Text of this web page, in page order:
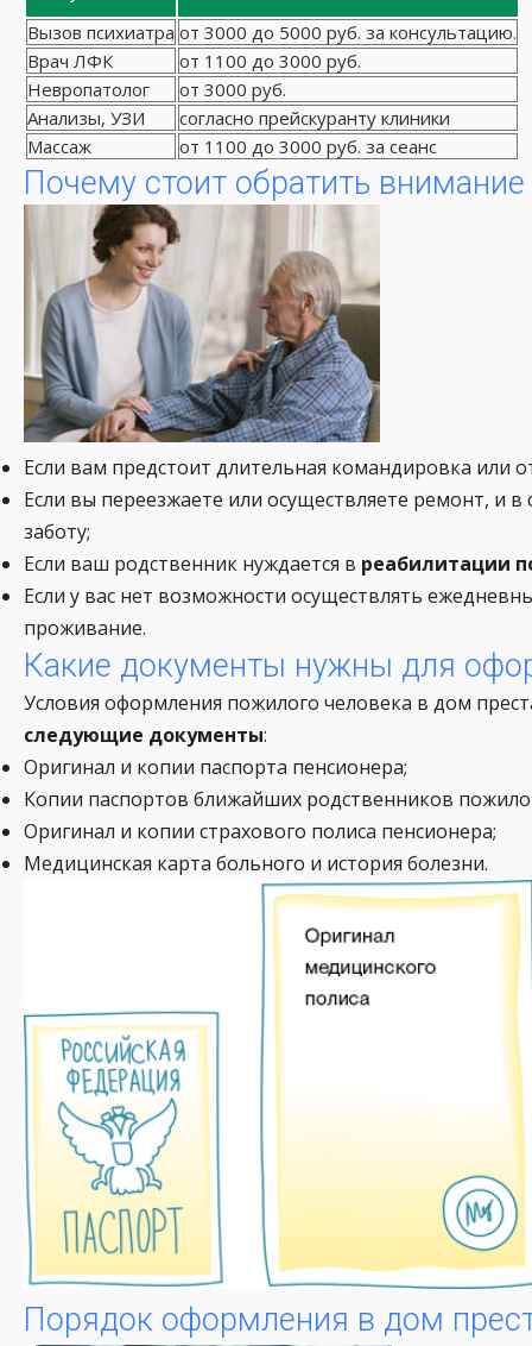
Вызов психиатра от 3000 до 5000 руб. за консультацию.
Врач ЛФК
от 1100 до 3000 руб.
Невропатолог
от 3000 руб.
Анализы, УЗИ
согласно прейскуранту клиники
Массаж
от 1100 до 3000 руб. за сеанс
Почему стоит обратить
Если вам предстоит длительная командировка или
Если вы переезжаете или осуществляете ремонт, и
заботу;
Если ваш родственник нуждается в реабилитации
Если у вас нет возможности осуществлять
проживание.
Какие документы нужны для
Условия оформления пожилого человека в дом
следующие документы:
Оригинал и копии паспорта пенсионера;
Копии паспортов ближайших родственников
Оригинал и копии страхового полиса пенсионера;
Медицинская карта больного и история болезни.
Порядок оформления в дом